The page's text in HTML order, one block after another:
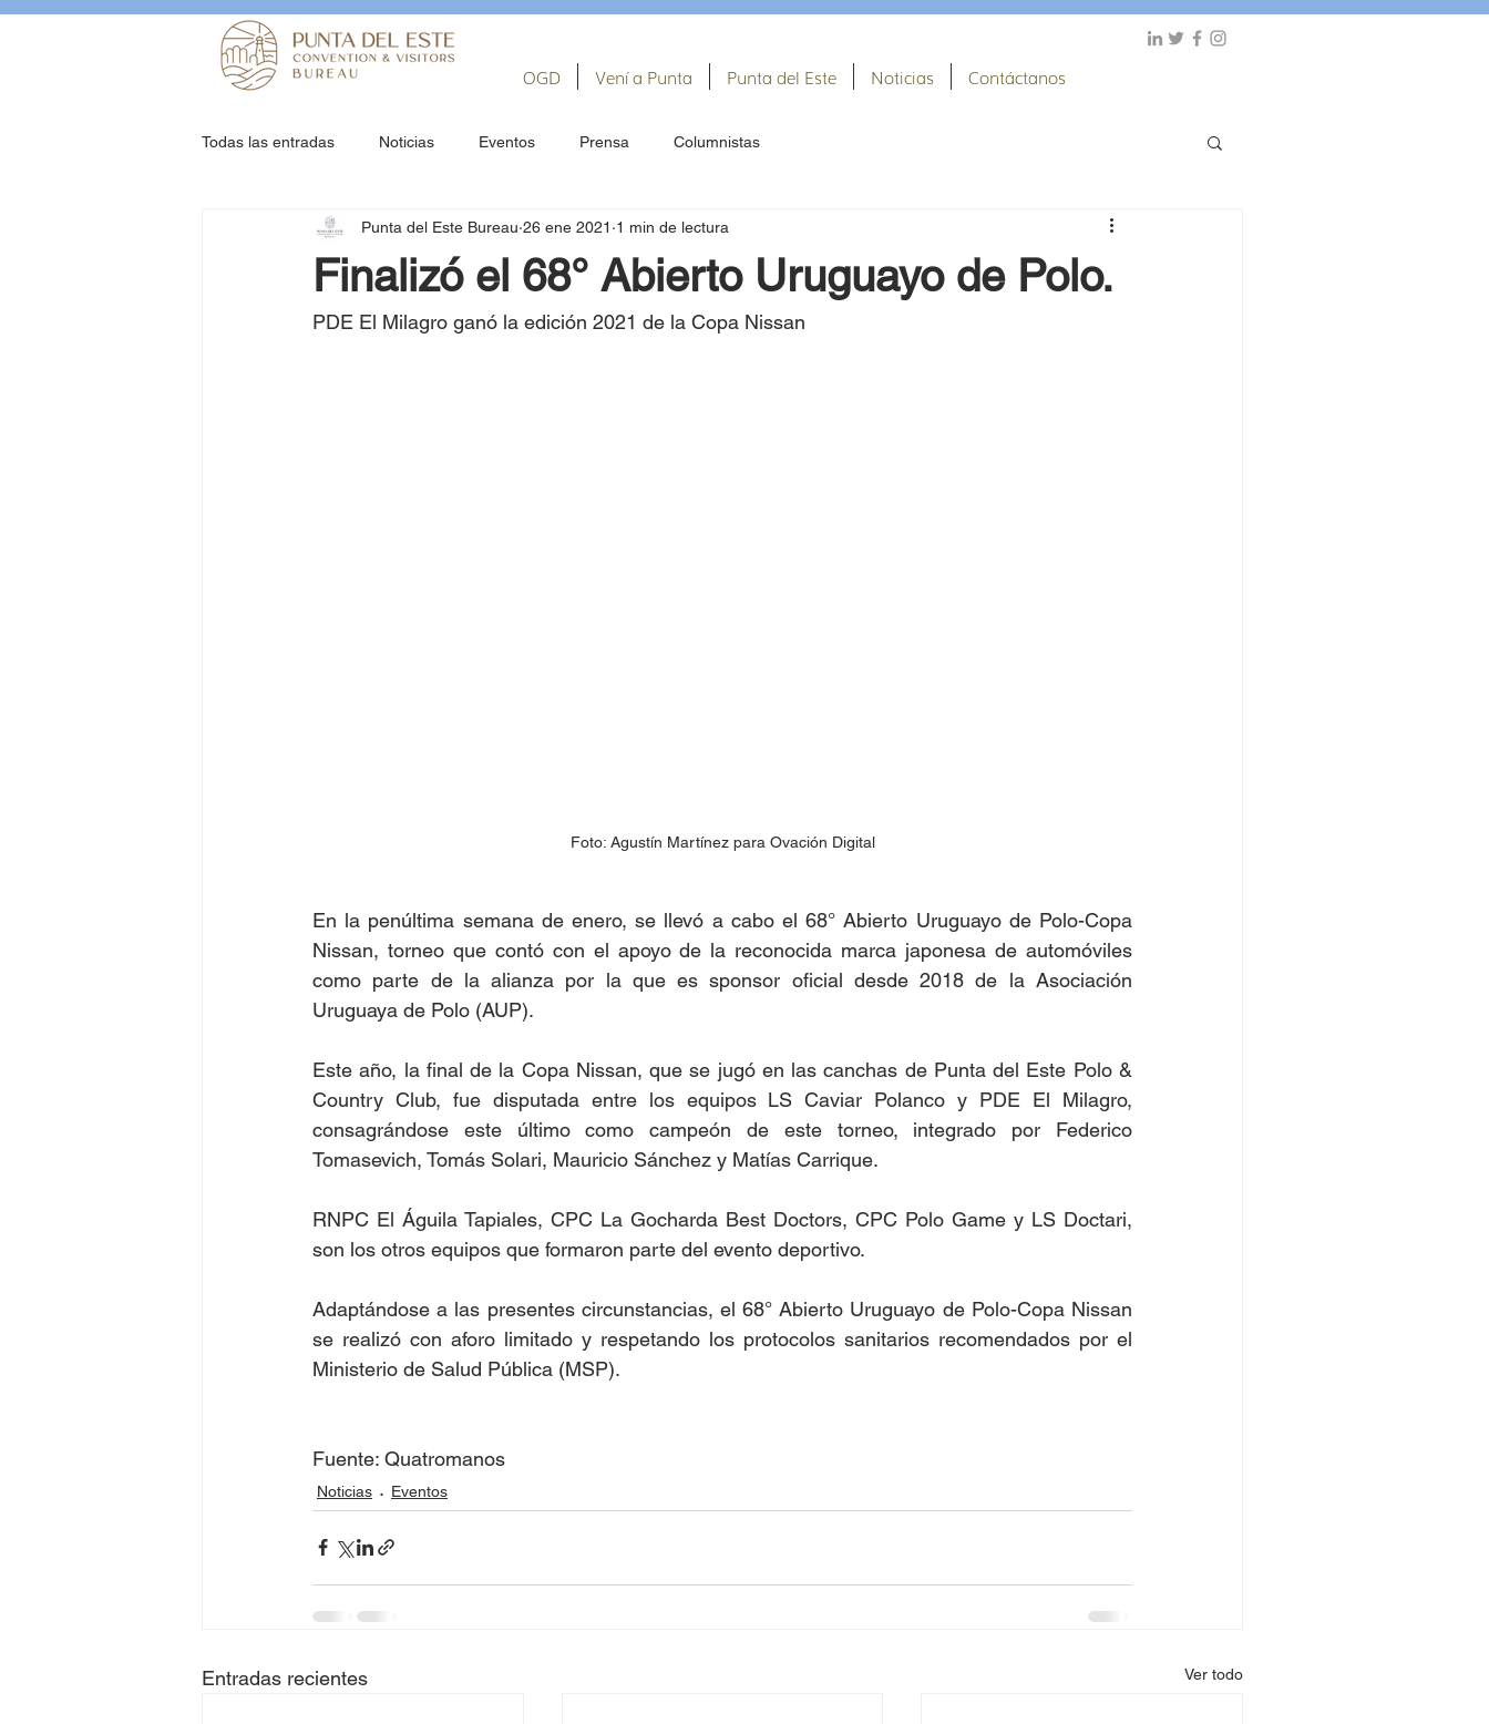
OGD Vení a Punta Punta del Este Noticias Contáctanos
Todas las entradas Noticias Eventos Prensa Columnistas
Finalizó el 68° Abierto Uruguayo de Polo.
Punta del Este Bureau 26 ene 2021 1 min de lectura
PDE El Milagro ganó la edición 2021 de la Copa Nissan
Foto: Agustín Martínez para Ovación Digital
En la penúltima semana de enero, se llevó a cabo el 68° Abierto Uruguayo de Polo-Copa
Nissan, torneo que contó con el apoyo de la reconocida marca japonesa de automóviles
como parte de la alianza por la que es sponsor oficial desde 2018 de la Asociación
Uruguaya de Polo (AUP).
Este año, la final de la Copa Nissan, que se jugó en las canchas de Punta del Este Polo &
Country Club, fue disputada entre los equipos LS Caviar Polanco y PDE El Milagro,
consagrándose este último como campeón de este torneo, integrado por Federico
Tomasevich, Tomás Solari, Mauricio Sánchez y Matías Carrique.
RNPC El Águila Tapiales, CPC La Gocharda Best Doctors, CPC Polo Game y LS Doctari,
son los otros equipos que formaron parte del evento deportivo.
Adaptándose a las presentes circunstancias, el 68° Abierto Uruguayo de Polo-Copa Nissan
se realizó con aforo limitado y respetando los protocolos sanitarios recomendados por el
Ministerio de Salud Pública (MSP).
Fuente: Quatromanos
Noticias Eventos
Entradas recientes Ver todo